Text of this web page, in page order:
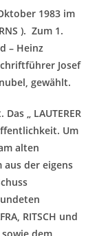
1983 im
). Zum 1.
– Heinz
Josef
gewählt.
„ LAUTERER
Um
alten
aus der eigens
RITSCH und